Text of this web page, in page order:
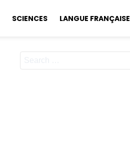
SCIENCES LANGUE FRANÇAISE
Search